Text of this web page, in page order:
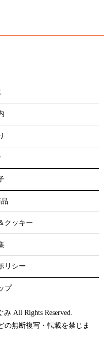
クッキー
リシー
プ
All Rights Reserved.
の無断複写・転載を禁じま